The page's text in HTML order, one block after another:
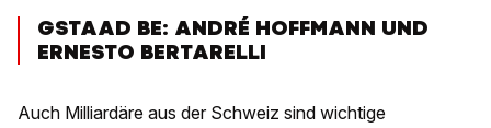
GSTAAD BE: ANDRÉ HOFFMANN UND
ERNESTO BERTARELLI
Auch Milliardäre aus der Schweiz sind wichtige